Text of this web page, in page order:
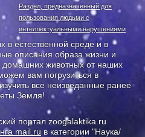
Раздел, предназначенный для
пользования людьми с
интеллектуальными нарушениями
естественной среде и в
описания образа жизни и
домашних животных от наших
вам погрузиться в
все неизведанные ранее
Земля!
портал zoogalaktika.ru
mail.ru в категории "Наука/